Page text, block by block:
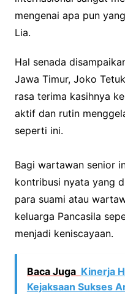
mengenai apa pun
Lia.
Hal senada
Jawa Timur, Joko
rasa terima kasihnya
aktif dan rutin
seperti ini.
Bagi wartawan senior
kontribusi nyata yang
para suami atau
keluarga Pancasila
menjadi keniscayaan.
Baca Juga Kinerja
Kejaksaan Sukses